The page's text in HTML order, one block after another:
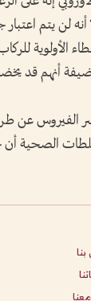
⁠أنه لن يتم
الأولوية
‌أنهم قد
الفيروس عن
الصحية